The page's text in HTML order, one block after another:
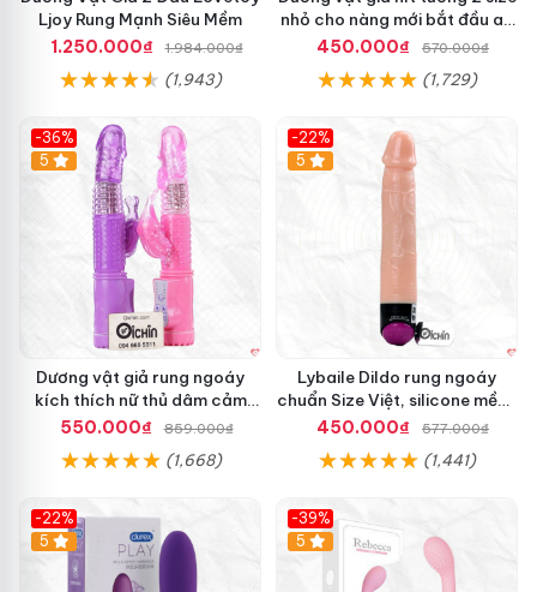
Ljoy Rung Mạnh Siêu Mềm
1.250.000₫
1.984.000₫
(1,943)
nhỏ cho nàng mới bắt đầu an
toàn dễ dùng
450.000₫ 570.000₫
(1,729)
-36%
Hot
5
Dương vật giả rung ngoáy
kích thích nữ thủ dâm cảm
giác thật
550.000₫ 859.000₫
(1,668)
-22%
Hot
5
Lybaile Dildo rung ngoáy
chuẩn Size Việt, silicone mềm,
kích thích mạnh
450.000₫ 577.000₫
(1,441)
-22%
Hot
5
-39%
Hot
5